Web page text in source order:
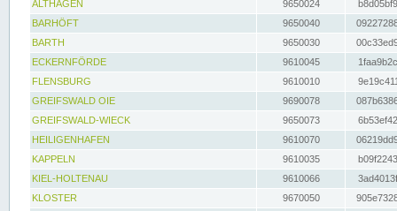
ALTHAGEN
9650024
BARHÖFT
9650040
BARTH
9650030
ECKERNFÖRDE
9610045
FLENSBURG
9610010
GREIFSWALD OIE
9690078
GREIFSWALD-WIECK
9650073
HEILIGENHAFEN
9610070
KAPPELN
9610035
KIEL-HOLTENAU
9610066
KLOSTER
9670050